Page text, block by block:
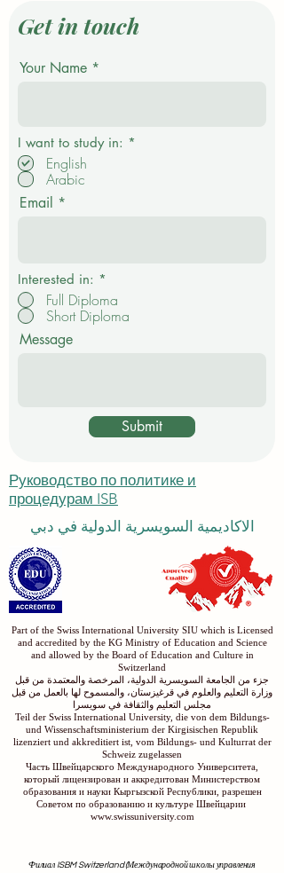
Get in touch
Your Name
I want to study in: *
English
Arabic
Email
Interested in: *
Full Diploma
Short Diploma
Message
Submit
Руководство по политике и
процедурам ISB
الاكاديمية السويسرية الدولية في دبي
Part of the Swiss International University SIU which is Licensed
and accredited by the KG Ministry of Education and Science
and allowed by the Board of Education and Culture in
Switzerland
جزء من الجامعة السويسرية الدولية، المرخصة والمعتمدة من قبل
وزارة التعليم والعلوم في قرغيزستان، والمسموح لها بالعمل من قبل
مجلس التعليم والثقافة في سويسرا
Teil der Swiss International University, die von dem Bildungs-
und Wissenschaftsministerium der Kirgisischen Republik
lizenziert und akkreditiert ist, vom Bildungs- und Kulturrat der
Schweiz zugelassen
Часть Швейцарского Международного Университета,
который лицензирован и аккредитован Министерством
образования и науки Кыргызской Республики, разрешен
Советом по образованию и культуре Швейцарии
www.swissuniversity.com
Филиал ISBM Switzerland (Международной школы управления